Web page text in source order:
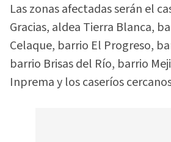
Las zonas afectadas serán el
Gracias, aldea Tierra Blanca,
Celaque, barrio El Progreso,
barrio Brisas del Río, barrio
Inprema y los caseríos